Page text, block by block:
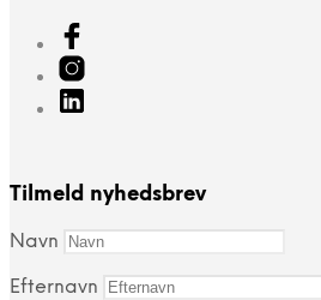
Tilmeld nyhedsbrev
Navn
Efternavn